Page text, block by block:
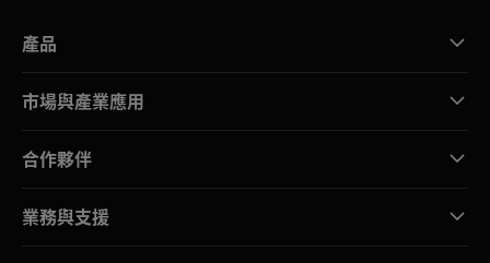
產品
市場與產業應用
合作夥伴
業務與支援